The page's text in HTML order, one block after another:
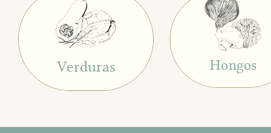
Verduras Hongos